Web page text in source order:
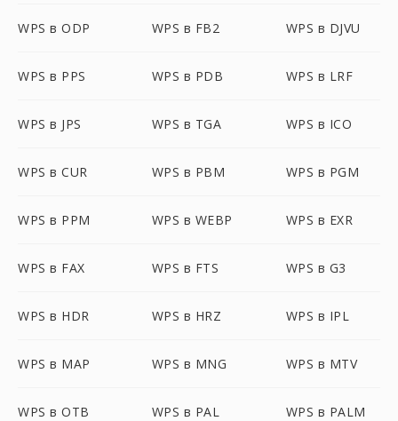
WPS в ODP WPS в FB2 WPS в DJVU
WPS в PPS WPS в PDB WPS в LRF
WPS в JPS WPS в TGA WPS в ICO
WPS в CUR WPS в PBM WPS в PGM
WPS в PPM WPS в WEBP WPS в EXR
WPS в FAX WPS в FTS WPS в G3
WPS в HDR WPS в HRZ WPS в IPL
WPS в MAP WPS в MNG WPS в MTV
WPS в OTB WPS в PAL WPS в PALM